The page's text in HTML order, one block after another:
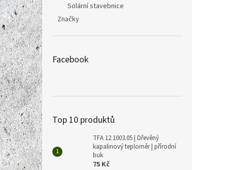
Solární stavebnice
Značky
Facebook
Top 10 produktů
TFA 12.1003.05 | Dřevěný
kapalinový teploměr | přírodní
buk
75 Kč